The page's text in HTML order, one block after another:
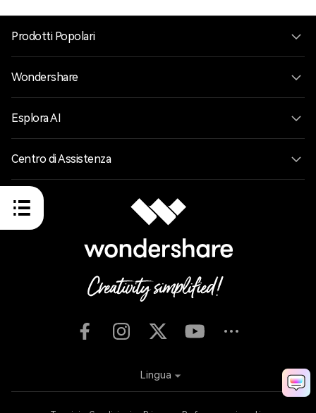
Prodotti Popolari
Wondershare
Esplora AI
Centro di Assistenza
Lingua